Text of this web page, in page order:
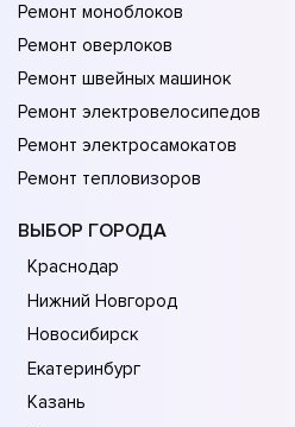
Ремонт моноблоков
Ремонт оверлоков
Ремонт швейных машинок
Ремонт электровелосипедов
Ремонт электросамокатов
Ремонт тепловизоров
ВЫБОР ГОРОДА
Краснодар
Нижний Новгород
Новосибирск
Екатеринбург
Казань